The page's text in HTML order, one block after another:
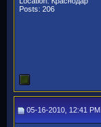
Posts: 206
05-16-2010, 12:41 PM